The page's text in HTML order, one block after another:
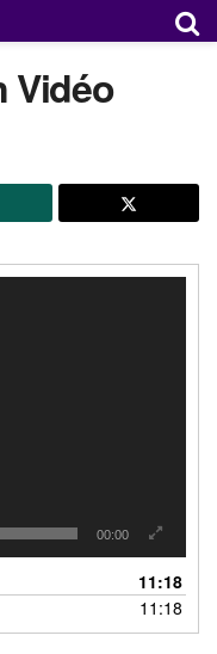
Vidéo
00:00
11:18
11:18